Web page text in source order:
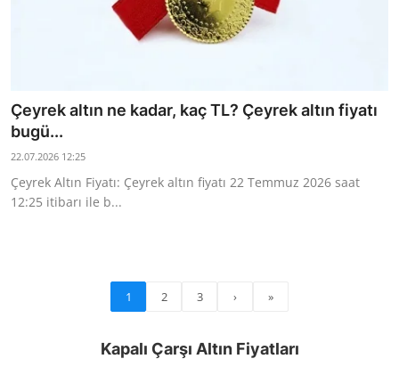
Çeyrek altın ne kadar, kaç TL? Çeyrek altın fiyatı
bugü...
22.07.2026 12:25
Çeyrek Altın Fiyatı: Çeyrek altın fiyatı 22 Temmuz 2026 saat
12:25 itibarı ile b...
1 2 3 › »
Kapalı Çarşı Altın Fiyatları